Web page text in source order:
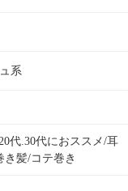
系
代.30代におススメ/耳
髪/コテ巻き